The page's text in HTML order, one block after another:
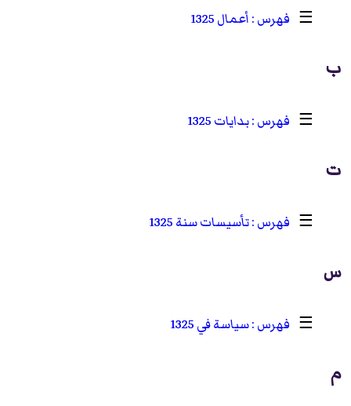
☰ أعمال 1325
ب
☰ بدايات 1325
ت
☰ تأسيسات سنة 1325
س
☰ سياسة في 1325
م